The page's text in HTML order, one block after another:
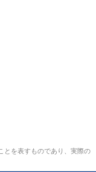
とを表すものであり、実際の